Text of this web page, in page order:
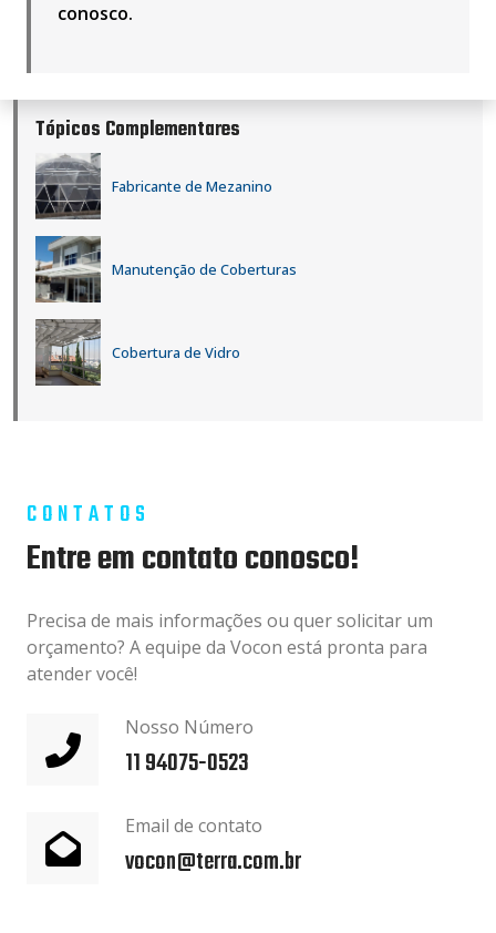
conosco.
Tópicos Complementares
Fabricante de Mezanino
Manutenção de Coberturas
Cobertura de Vidro
CONTATOS
Entre em contato conosco!
Precisa de mais informações ou quer solicitar um
orçamento? A equipe da Vocon está pronta para
atender você!
Nosso Número
11 94075-0523
Email de contato
vocon@terra.com.br